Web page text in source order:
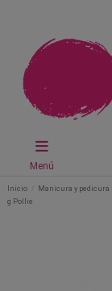
Menú
Inicio Manicura y pedicura
g Pollie